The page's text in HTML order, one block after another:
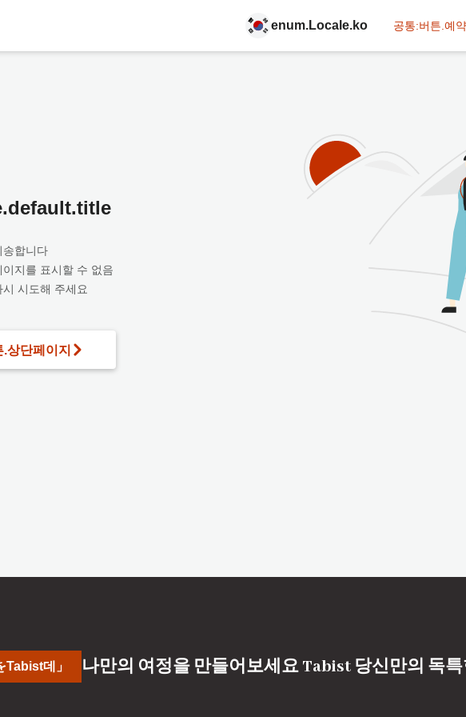
enum.Locale.ko 공통:버튼.예
송합니다
지를 표시할 수 없음
시도해 주세요
상단페이지
Tabist데」 나만의 여정을 만들어보세요 Tabist 당신만의 독